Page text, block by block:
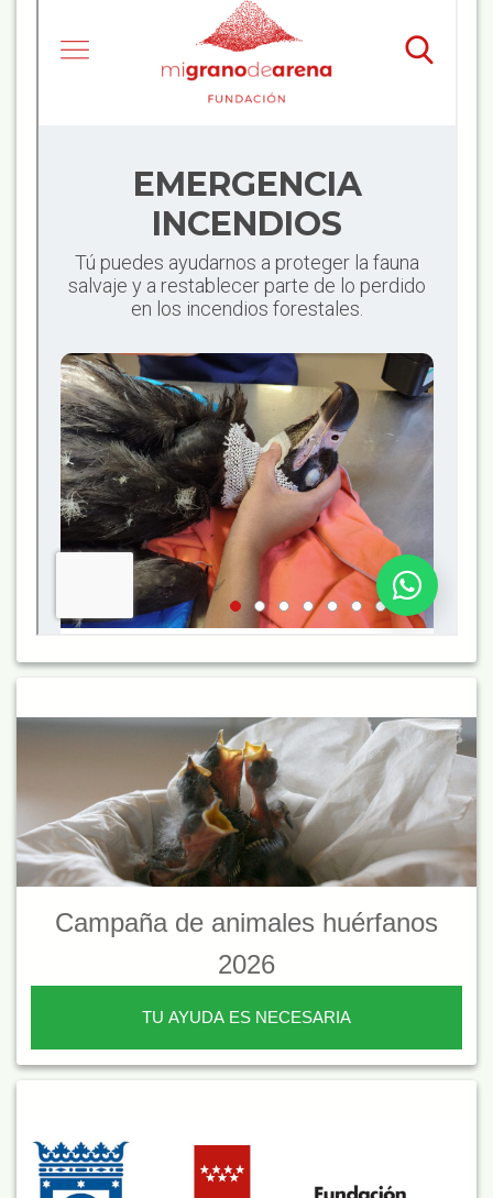
Campaña de animales huérfanos
2026
TU AYUDA ES NECESARIA